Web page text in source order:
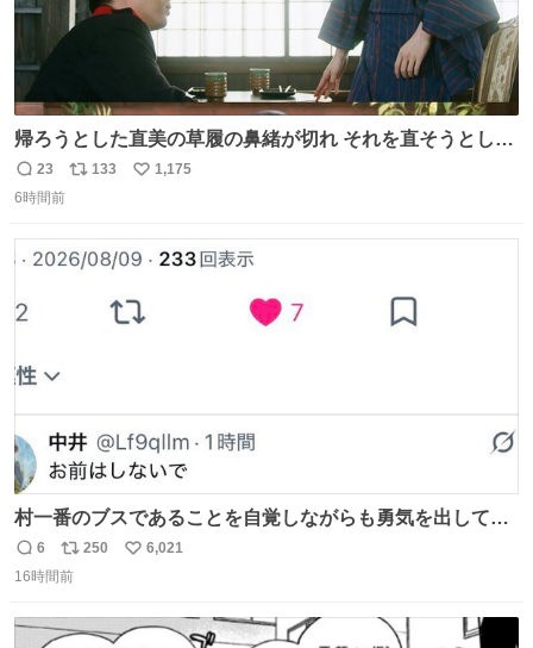
帰ろうとした直美の草履の鼻緒が切れ それを直そうとした
小川がさらに壊し…… 結果、直美をおんぶして送ることに
なりました。 👇鼻緒はいつも恋のキューピッド？
薫る 上坂樹里 甲斐翔真
返
信
23
リ
ト
133
い
数
1,175
6時間前
村一番のブスであることを自覚しながらも勇気を出して村
長の息子に恋文を書いたら翌日村の共用井戸に捨てられて
たときの顔になった
返
信
6
リ
ポ
ト
250
い
数
6,021
16時間前